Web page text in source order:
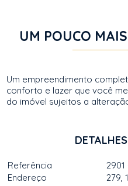
UM POUCO
Um empreendimento
conforto e lazer que você
do imóvel sujeitos a
Referência
Endereço
279,